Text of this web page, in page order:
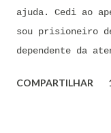
ajuda. Cedi ao
sou prisioneiro
dependente da
para me libertar
COMPARTILHAR